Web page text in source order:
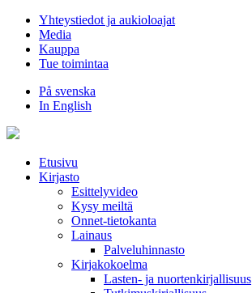
Hyppää
sisältöön
Yhteystiedot ja aukioloajat
Media
Kauppa
Tue toimintaa
På svenska
In English
Etusivu
Kirjasto
Esittelyvideo
Kysy meiltä
Onnet-tietokanta
Lainaus
Palveluhinnasto
Kirjakokoelma
Lasten- ja nuortenkirjallisuus